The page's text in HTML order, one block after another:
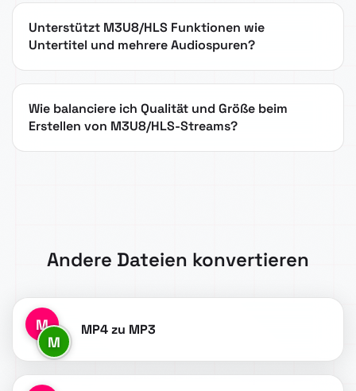
Unterstützt M3U8/HLS Funktionen wie
Untertitel und mehrere Audiospuren?
Wie balanciere ich Qualität und Größe beim
Erstellen von M3U8/HLS-Streams?
Andere Dateien konvertieren
M
M
MP4 zu MP3